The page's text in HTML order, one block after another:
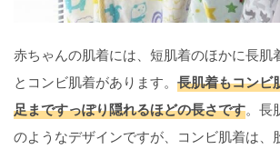
赤ちゃんの肌着には、短肌着のほかに長肌
とコンビ肌着があります。 長肌着もコンビ
足まですっぽり隠れるほどの長さです。長
のようなデザインですが、コンビ肌着は、